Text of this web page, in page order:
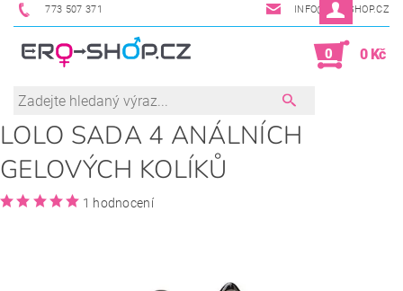
773 507 371 INFO@ERO-SHOP.CZ
0 0 Kč
LOLO SADA 4 ANÁLNÍCH
GELOVÝCH KOLÍKŮ
1 hodnocení